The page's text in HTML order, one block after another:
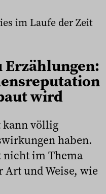
im Laufe der Zeit
Erzählungen:
wird
kann völlig
haben.
nicht im Thema
Art und Weise, wie